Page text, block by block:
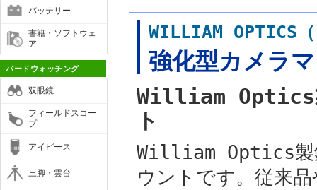
バッテリー
書籍・ソフトウェ
ア
バードウォッチング
双眼鏡
フィールドスコー
プ
アイピース
三脚・雲台
WILLIAM OPTICS
強化型カメラ
William Optics製
ト
William Optics製鏡
ウントです。従来